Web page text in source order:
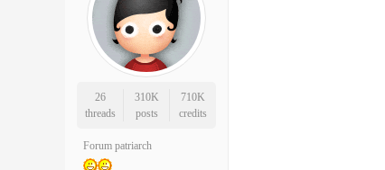
26
threads
310K
posts
710K
credits
Forum patriarch